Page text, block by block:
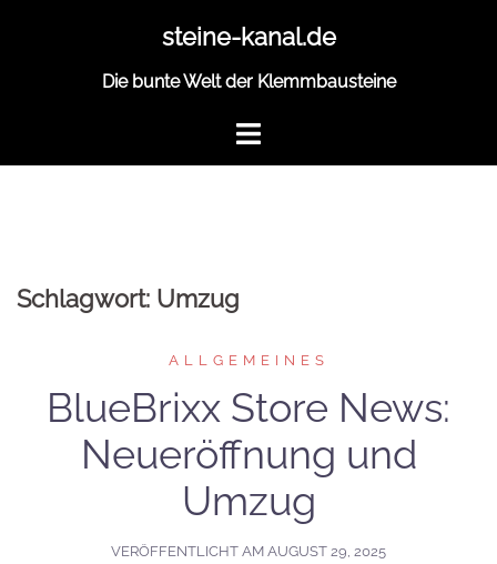
steine-kanal.de
Die bunte Welt der Klemmbausteine
Schlagwort: Umzug
ALLGEMEINES
BlueBrixx Store News:
Neueröffnung und
Umzug
VERÖFFENTLICHT AM AUGUST 29, 2025